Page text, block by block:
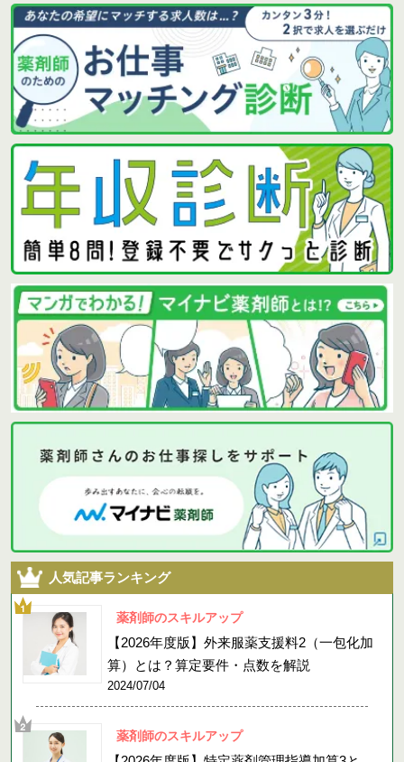
人気記事ランキング
薬剤師のスキルアップ
【2026年度版】外来服薬支援料2（一包化加
算）とは？算定要件・点数を解説
2024/07/04
薬剤師のスキルアップ